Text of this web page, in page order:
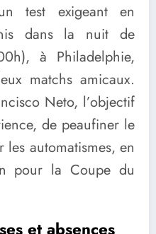
test exigeant en
dans la nuit de
à Philadelphie,
matchs amicaux.
Neto, l’objectif
de peaufiner le
automatismes, en
pour la Coupe du
et absences